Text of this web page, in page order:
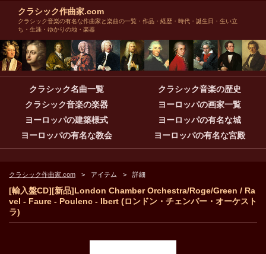
クラシック作曲家.com
クラシック音楽の有名な作曲家と楽曲の一覧・作品・経歴・時代・誕生日・生い立
ち・生涯・ゆかりの地・楽器
クラシック名曲一覧
クラシック音楽の歴史
クラシック音楽の楽器
ヨーロッパの画家一覧
ヨーロッパの建築様式
ヨーロッパの有名な城
ヨーロッパの有名な教会
ヨーロッパの有名な宮殿
クラシック作曲家.com アイテム 詳細
[輸入盤CD][新品]London Chamber Orchestra/Roge/Green / Ra
vel - Faure - Poulenc - Ibert (ロンドン・チェンバー・オーケスト
ラ)